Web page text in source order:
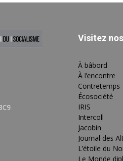
Visitez
À bâbord
À l’encontre
Contretemps
Écosociété
IRIS
Intercoll
Jacobin
Journal des
L’étoile du
Le Monde